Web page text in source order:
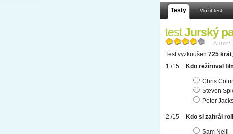
Testy Vložit test
testJurský
Autor:
Test vyzkoušen 725 krát
Kdo režíroval
Chris
Steven
Peter
Kdo si zahrál
Sam Neill